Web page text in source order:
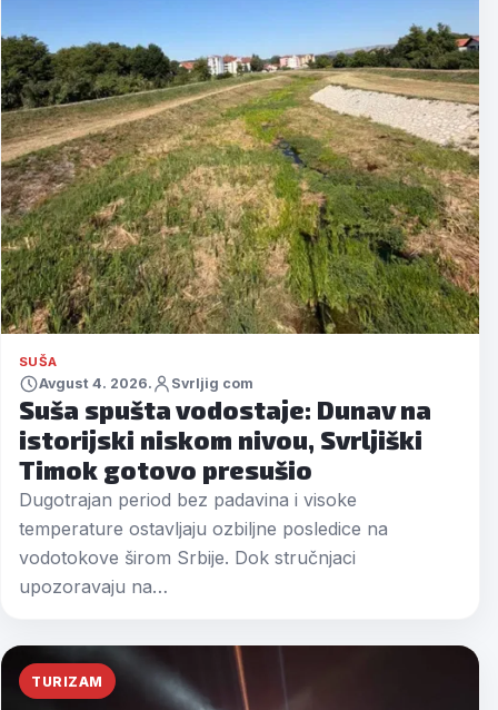
SUŠA
Avgust 4. 2026. Svrljig com
Suša spušta vodostaje: Dunav na
istorijski niskom nivou, Svrljiški
Timok gotovo presušio
Dugotrajan period bez padavina i visoke
temperature ostavljaju ozbiljne posledice na
vodotokove širom Srbije. Dok stručnjaci
upozoravaju na…
TURIZAM